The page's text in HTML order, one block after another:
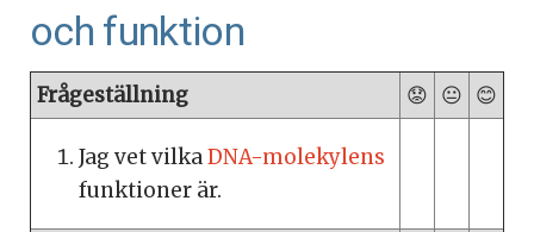
och funktion
Frågeställning 😟 😐 😊
Jag vet vilkaDNA-molekylens
funktioner är.